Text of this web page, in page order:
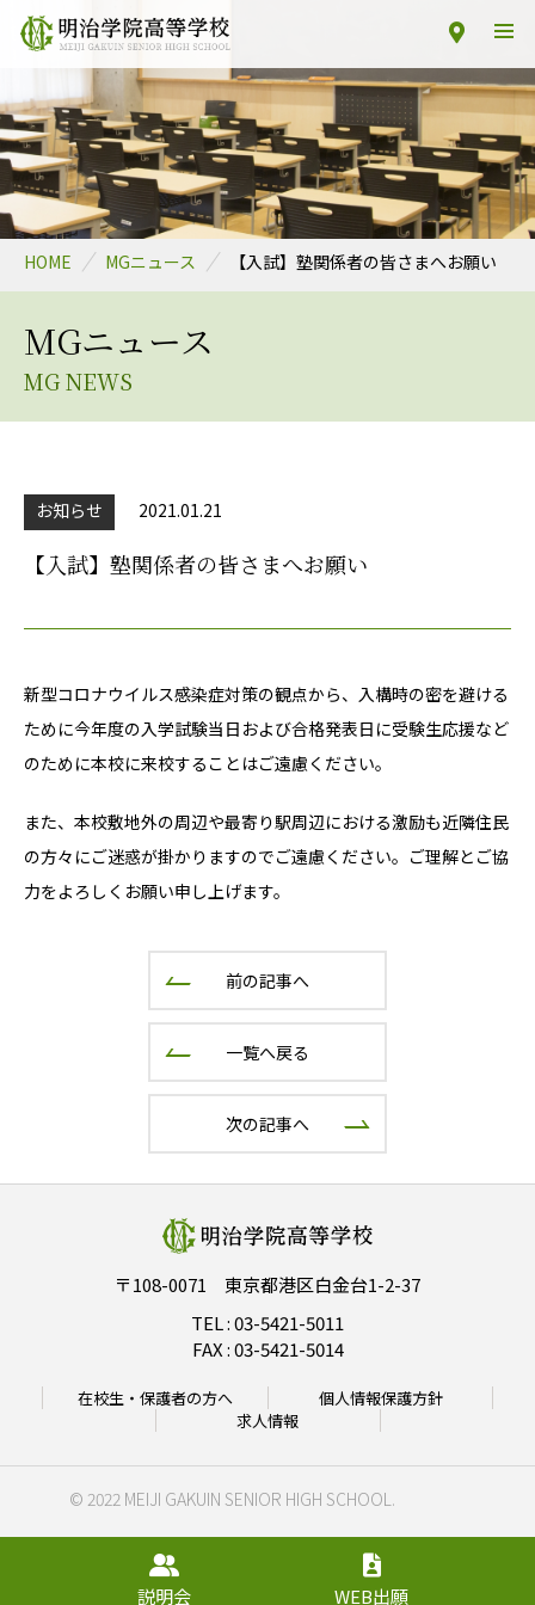
説明会 WEB出願
HOME MGニュース 【入試】塾関係者の皆さまへお願い
MGニュース
MG NEWS
お知らせ 2021.01.21
【入試】塾関係者の皆さまへお願い
新型コロナウイルス感染症対策の観点から、入構時の密を避ける
ために今年度の入学試験当日および合格発表日に受験生応援など
のために本校に来校することはご遠慮ください。
また、本校敷地外の周辺や最寄り駅周辺における激励も近隣住民
の方々にご迷惑が掛かりますのでご遠慮ください。ご理解とご協
力をよろしくお願い申し上げます。
前の記事へ
一覧へ戻る
次の記事へ
〒108-0071 東京都港区白金台1-2-37
TEL :03-5421-5011
FAX : 03-5421-5014
在校生・保護者の方へ
個人情報保護方針
求人情報
© 2022 MEIJI GAKUIN SENIOR HIGH SCHOOL.